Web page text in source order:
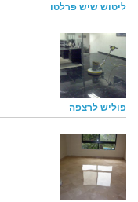
ליטוש שיש פרלטו
פוליש לרצפה